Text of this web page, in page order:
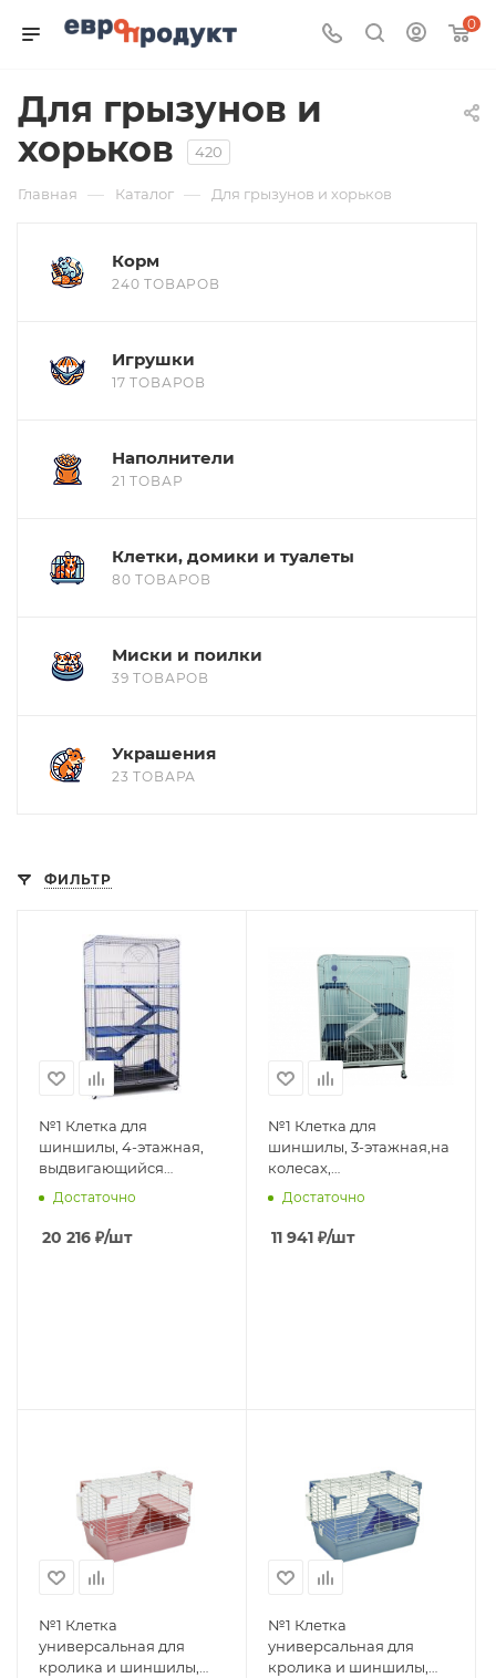
0
Для грызунов и
хорьков
420
Главная — Каталог — Для грызунов и хорьков
Корм
240 ТОВАРОВ
Игрушки
17 ТОВАРОВ
Наполнители
21 ТОВАР
Клетки, домики и туалеты
80 ТОВАРОВ
Миски и поилки
39 ТОВАРОВ
Украшения
23 ТОВАРА
ФИЛЬТР
№1 Клетка для
шиншилы, 4-этажная,
выдвигающийся
поддон,
укомплектованная,79*52*140,
на колесах, 1*1
Достаточно
20 216 ₽/шт
№1 Клетка для
шиншилы, 3-этажная,на
колесах,
выдвигающийся
поддон,
укомплектованная,
Достаточно
11 941 ₽/шт
№1 Клетка
универсальная для
кролика и шиншилы,
№1 Клетка
универсальная для
кролика и шиншилы,